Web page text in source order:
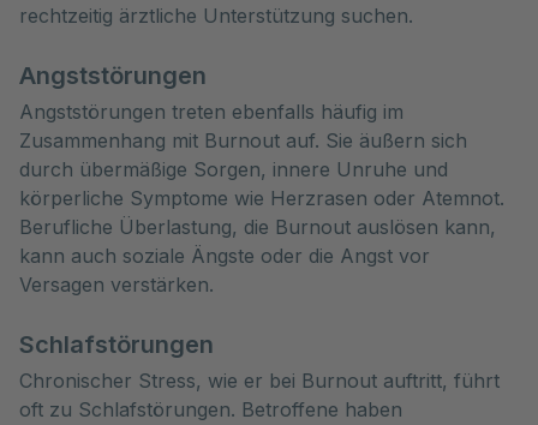
rechtzeitig ärztliche Unterstützung suchen.
Angststörungen
Angststörungen treten ebenfalls häufig im
Zusammenhang mit Burnout auf. Sie äußern sich
durch übermäßige Sorgen, innere Unruhe und
körperliche Symptome wie Herzrasen oder Atemnot.
Berufliche Überlastung, die Burnout auslösen kann,
kann auch soziale Ängste oder die Angst vor
Versagen verstärken.
Schlafstörungen
Chronischer Stress, wie er bei Burnout auftritt, führt
oft zu Schlafstörungen. Betroffene haben